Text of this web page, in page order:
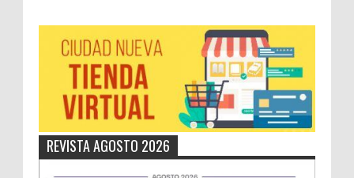
REVISTA AGOSTO 2026